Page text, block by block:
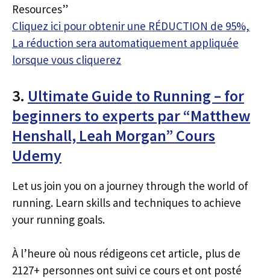
Resources”
Cliquez ici pour obtenir une RÉDUCTION de 95%,
La réduction sera automatiquement appliquée
lorsque vous cliquerez
3. Ultimate Guide to Running – for
beginners to experts par “Matthew
Henshall, Leah Morgan” Cours
Udemy
Let us join you on a journey through the world of
running. Learn skills and techniques to achieve
your running goals.
À l’heure où nous rédigeons cet article, plus de
2127+ personnes ont suivi ce cours et ont posté